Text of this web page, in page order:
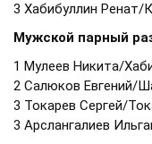
3 Хабибуллин Ренат/
Мужской парный
1 Мулеев Никита/
2 Салюков Евгений/
3 Токарев Сергей/
3 Арслангалиев